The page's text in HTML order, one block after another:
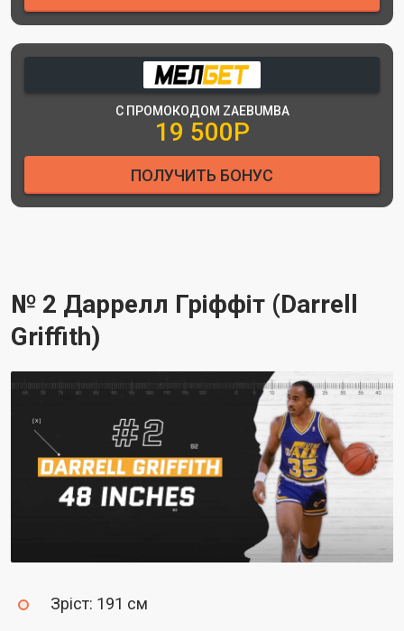
19 500Р
С ПРОМОКОДОМ ZAEBUMBA
ПОЛУЧИТЬ БОНУС
№ 2 Даррелл Гріффіт (Darrell
Griffith)
Зріст: 191 см